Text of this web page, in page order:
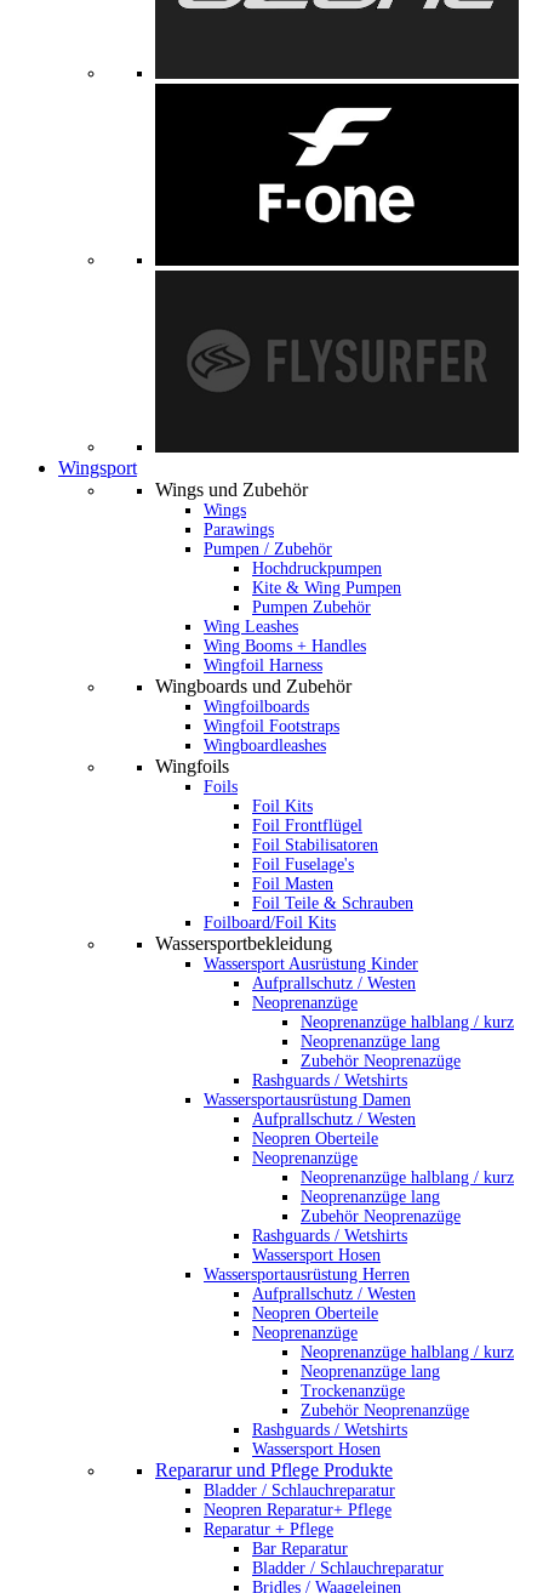
Wingsport
Wings und Zubehör
Wings
Parawings
Pumpen / Zubehör
Hochdruckpumpen
Kite & Wing Pumpen
Pumpen Zubehör
Wing Leashes
Wing Booms + Handles
Wingfoil Harness
Wingboards und Zubehör
Wingfoilboards
Wingfoil Footstraps
Wingboardleashes
Wingfoils
Foils
Foil Kits
Foil Frontflügel
Foil Stabilisatoren
Foil Fuselage's
Foil Masten
Foil Teile & Schrauben
Foilboard/Foil Kits
Wassersportbekleidung
Wassersport Ausrüstung Kinder
Aufprallschutz / Westen
Neoprenanzüge
Neoprenanzüge halblang / kurz
Neoprenanzüge lang
Zubehör Neoprenazüge
Rashguards / Wetshirts
Wassersportausrüstung Damen
Aufprallschutz / Westen
Neopren Oberteile
Neoprenanzüge
Neoprenanzüge halblang / kurz
Neoprenanzüge lang
Zubehör Neoprenazüge
Rashguards / Wetshirts
Wassersport Hosen
Wassersportausrüstung Herren
Aufprallschutz / Westen
Neopren Oberteile
Neoprenanzüge
Neoprenanzüge halblang / kurz
Neoprenanzüge lang
Trockenanzüge
Zubehör Neoprenanzüge
Rashguards / Wetshirts
Wassersport Hosen
Repararur und Pflege Produkte
Bladder / Schlauchreparatur
Neopren Reparatur+ Pflege
Reparatur + Pflege
Bar Reparatur
Bladder / Schlauchreparatur
Bridles / Waageleinen